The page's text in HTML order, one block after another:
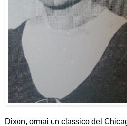
Dixon, ormai un classico del